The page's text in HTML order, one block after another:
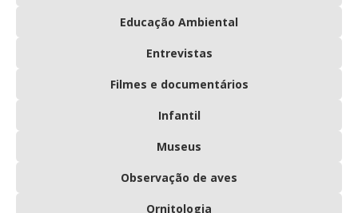
Educação Ambiental
Entrevistas
Filmes e documentários
Infantil
Museus
Observação de aves
Ornitologia